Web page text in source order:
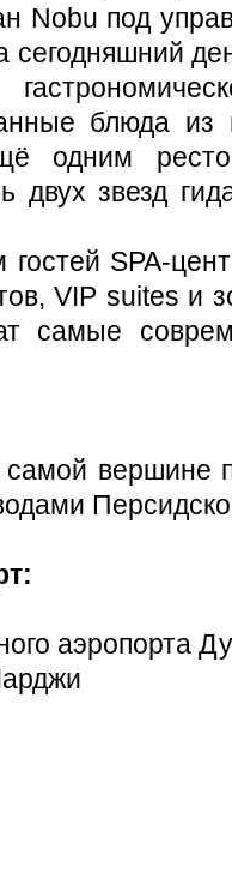
Nobu под
блюда
одним
двух звезд
гостей SPA-
VIP suites и
самые
самой вершине
аэропорта